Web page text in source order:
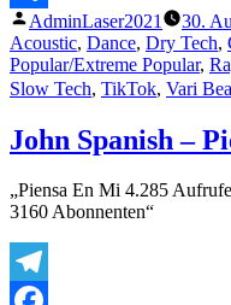
Teilen
Veröffentlicht
von
AdminLaser2021 30.
Acoustic, Dance, Dry Tech,
Popular/Extreme Popular,
Slow Tech, TikTok, Vari
John Spanish –
„Piensa En Mi 4.285
3160 Abonnenten“
Telegram